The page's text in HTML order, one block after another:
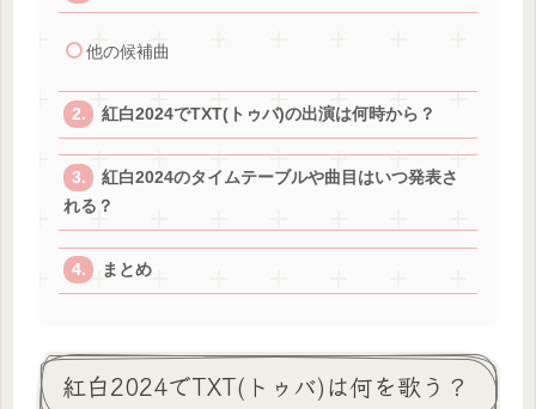
他の候補曲
紅白2024でTXT(トゥバ)の出演は何時から？
紅白2024のタイムテーブルや曲目はいつ発表さ
れる？
まとめ
紅白2024でTXT(トゥバ)は何を歌う？